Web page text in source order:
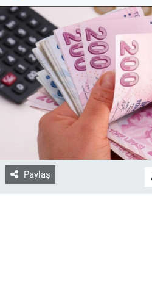
Paylaş
RESMİ İLANLAR
İLAN
Bize ulaşın
İletişim/Künye
Yaşam
Gözden Kaçmasın